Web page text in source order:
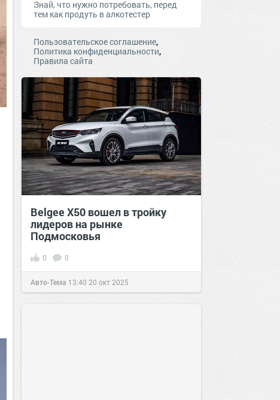
Знай, что нужно потребовать, перед
тем как продуть в алкотестер
Пользовательское соглашение,
Политика конфиденциальности,
Правила сайта
Belgee X50 вошел в тройку
лидеров на рынке
Подмосковья
0 0
Авто-Тема 13:40 20 окт 2025